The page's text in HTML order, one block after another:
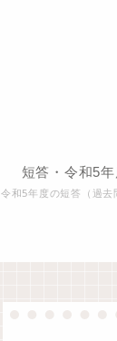
短答・令和5
令和5年度の短答（過去問